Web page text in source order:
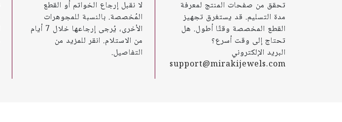
تحقق من صفحات المنتج لمعرفة
مدة التسليم. قد يستغرق تجهيز
القطع المخصصة وقتًا أطول. هل
تحتاج إلى وقت أسرع؟
البريد الإلكتروني
support@mirakijewels.com
لا نقبل إرجاع الخواتم أو القطع
المُخصصة. بالنسبة للمجوهرات
الأخرى، يُرجى إرجاعها خلال 7 أيام
من الاستلام. انقر للمزيد من
التفاصيل.